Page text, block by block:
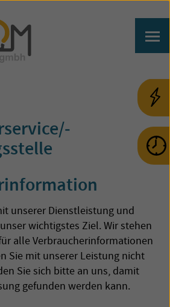
unserer Dienstleistung und
wichtigstes Ziel. Wir stehen
alle Verbraucherinformationen
Sie mit unserer Leistung nicht
Sie sich bitte an uns, damit
gefunden werden kann.